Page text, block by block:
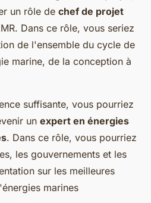
un rôle de chef de projet
Dans ce rôle, vous seriez
de l'ensemble du cycle de
marine, de la conception à
suffisante, vous pourriez
un expert en énergies
. Dans ce rôle, vous pourriez
les gouvernements et les
sur les meilleures
marines